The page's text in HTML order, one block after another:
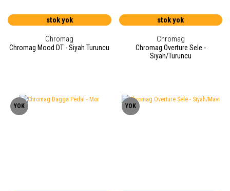
stok yok
Chromag
Chromag Mood DT - Siyah Turuncu
stok yok
Chromag
Chromag Overture Sele -
Siyah/Turuncu
YOK YOK